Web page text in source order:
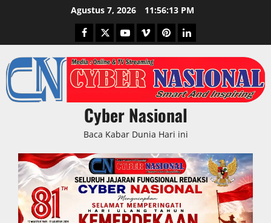
Agustus 7, 2026 11:56:14 PM
Facebook
TwitterYoutubeVimeoPinterestLinkedIn
Cyber Nasional
Baca Kabar Dunia Hari ini